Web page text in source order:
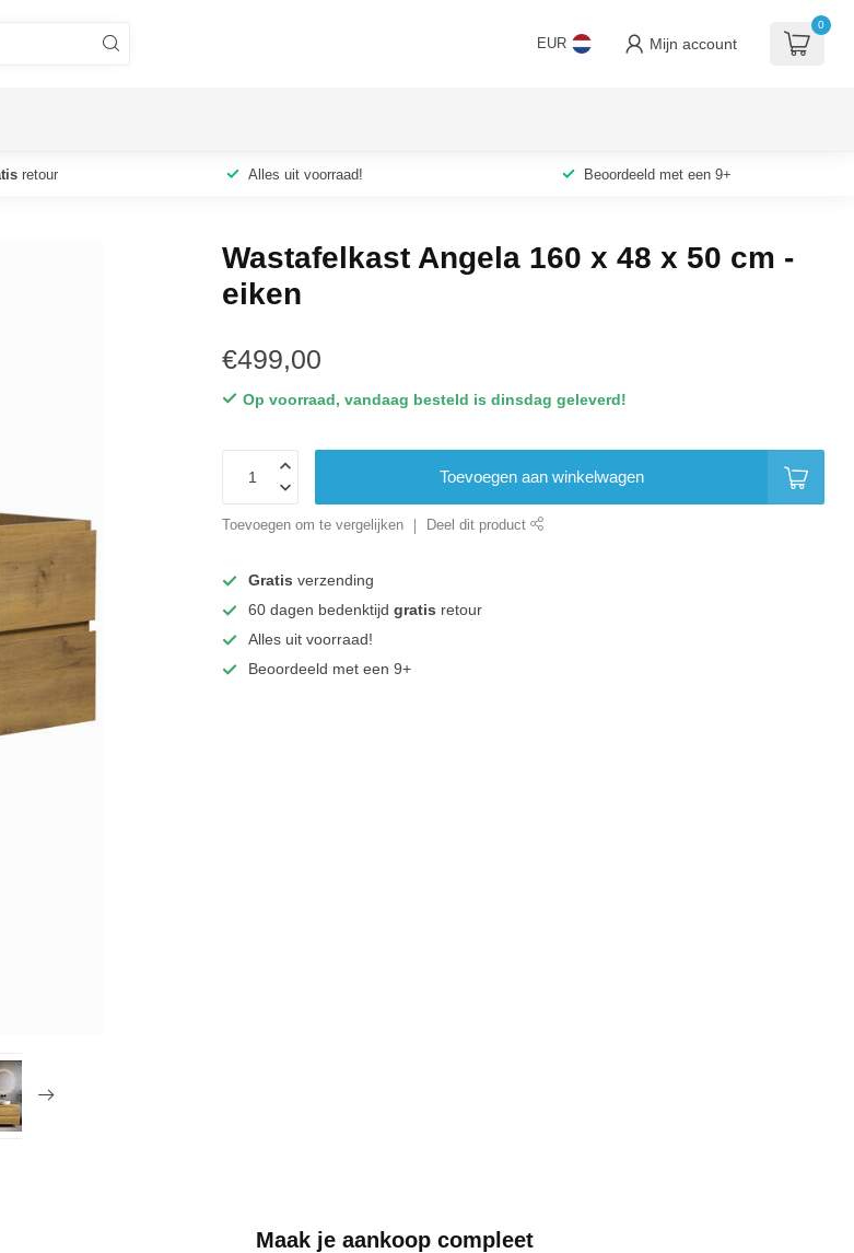
EUR Mijn account
0
retour Alles uit voorraad! Beoordeeld met een 9+
Wastafelkast Angela 160 x 48 x 50 cm -
eiken
€499,00
Op voorraad, vandaag besteld is dinsdag geleverd!
Toevoegen aan winkelwagen
Toevoegen om te vergelijken Deel dit product
Gratis verzending
60 dagen bedenktijdgratis retour
Alles uit voorraad!
Beoordeeld met een 9+
Maak je aankoop compleet